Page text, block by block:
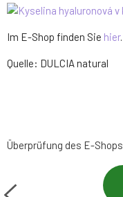
Im E-Shop finden Sie hier.
Quelle: DULCIA natural
Überprüfung des E-Shops